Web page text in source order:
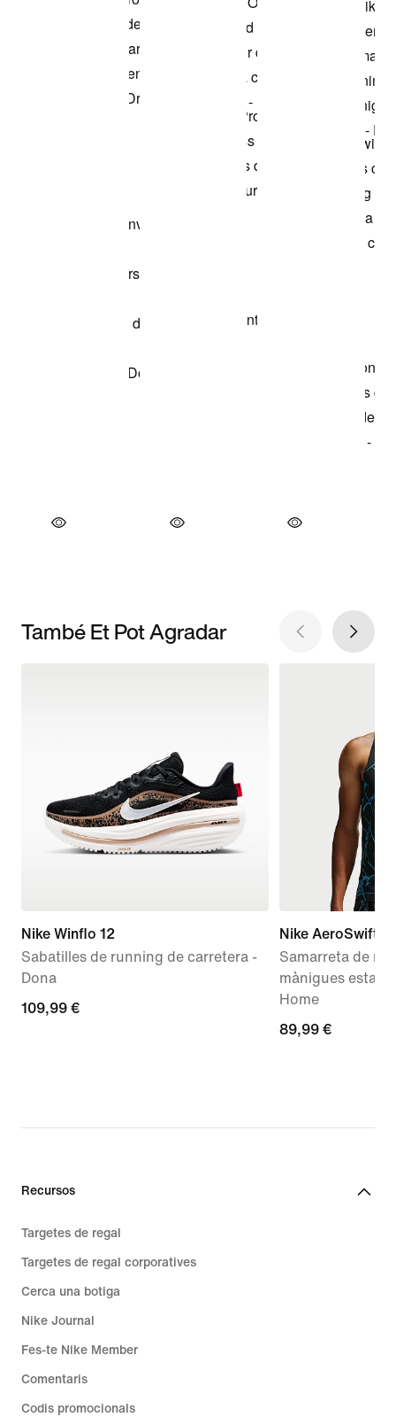
També Et Pot Agradar
Nike Winflo 12
Sabatilles de running de carretera -
Dona
109,99 €
109,99 €
Nike AeroSwift
Samarreta de
mànigues
Home
89,99 €
89,99 €
Recursos
Targetes de regal
Targetes de regal corporatives
Cerca una botiga
Nike Journal
Fes-te Nike Member
Comentaris
Codis promocionals